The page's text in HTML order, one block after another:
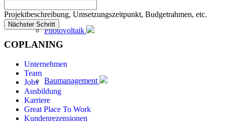
Photovoltaik
Baumanagement
Projektbeschreibung, Umsetzungszeitpunkt, Budgetrahmen, etc.
Nächster Schritt
COPLANING
Unternehmen
Team
Jobs
Ausbildung
Karriere
Great Place To Work
Kundenrezensionen